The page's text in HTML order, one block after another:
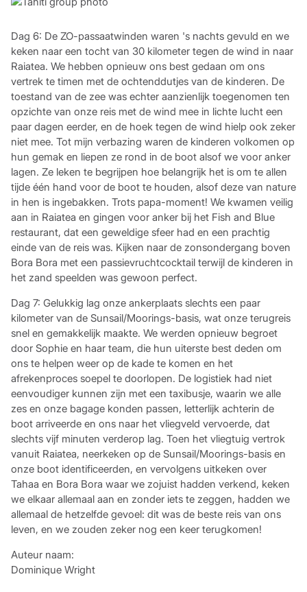
Dag 6: De ZO-passaatwinden waren 's nachts gevuld en we
keken naar een tocht van 30 kilometer tegen de wind in naar
Raiatea. We hebben opnieuw ons best gedaan om ons
vertrek te timen met de ochtenddutjes van de kinderen. De
toestand van de zee was echter aanzienlijk toegenomen ten
opzichte van onze reis met de wind mee in lichte lucht een
paar dagen eerder, en de hoek tegen de wind hielp ook zeker
niet mee. Tot mijn verbazing waren de kinderen volkomen op
hun gemak en liepen ze rond in de boot alsof we voor anker
lagen. Ze leken te begrijpen hoe belangrijk het is om te allen
tijde één hand voor de boot te houden, alsof deze van nature
in hen is ingebakken. Trots papa-moment! We kwamen veilig
aan in Raiatea en gingen voor anker bij het Fish and Blue
restaurant, dat een geweldige sfeer had en een prachtig
einde van de reis was. Kijken naar de zonsondergang boven
Bora Bora met een passievruchtcocktail terwijl de kinderen in
het zand speelden was gewoon perfect.
Dag 7: Gelukkig lag onze ankerplaats slechts een paar
kilometer van de Sunsail/Moorings-basis, wat onze terugreis
snel en gemakkelijk maakte. We werden opnieuw begroet
door Sophie en haar team, die hun uiterste best deden om
ons te helpen weer op de kade te komen en het
afrekenproces soepel te doorlopen. De logistiek had niet
eenvoudiger kunnen zijn met een taxibusje, waarin we alle
zes en onze bagage konden passen, letterlijk achterin de
boot arriveerde en ons naar het vliegveld vervoerde, dat
slechts vijf minuten verderop lag. Toen het vliegtuig vertrok
vanuit Raiatea, neerkeken op de Sunsail/Moorings-basis en
onze boot identificeerden, en vervolgens uitkeken over
Tahaa en Bora Bora waar we zojuist hadden verkend, keken
we elkaar allemaal aan en zonder iets te zeggen, hadden we
allemaal de hetzelfde gevoel: dit was de beste reis van ons
leven, en we zouden zeker nog een keer terugkomen!
Auteur naam:
Dominique Wright